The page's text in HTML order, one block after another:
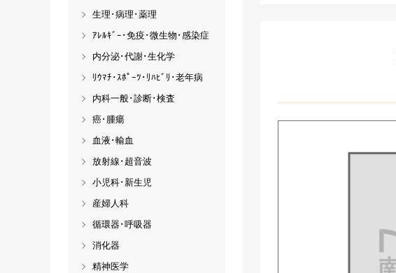
生理･病理･薬理
ｱﾚﾙｷﾞｰ･免疫･微生物･感染症
内分泌･代謝･生化学
ﾘｳﾏﾁ･ｽﾎﾟｰﾂ･ﾘﾊﾋﾞﾘ･老年病
内科一般･診断･検査
癌･腫瘍
血液･輸血
放射線･超音波
小児科･新生児
産婦人科
循環器･呼吸器
消化器
精神医学